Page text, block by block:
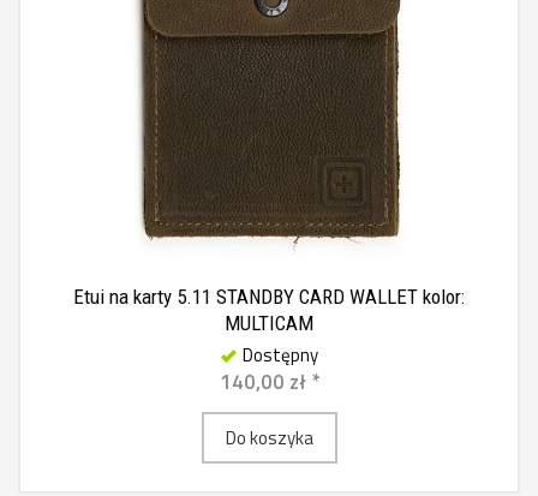
Etui na karty 5.11 STANDBY CARD WALLET kolor:
MULTICAM
Dostępny
140,00 zł *
Do koszyka